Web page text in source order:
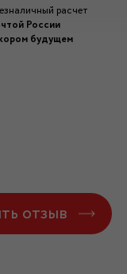
расчет
России
будущем
отзыв